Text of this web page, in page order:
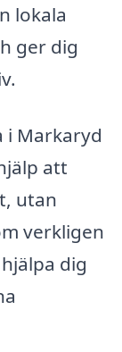
lokala
ger dig
i Markaryd
att
utan
verkligen
dig